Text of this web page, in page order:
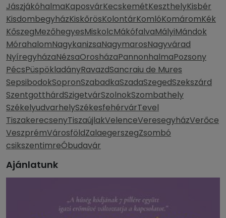
JászjákóhalmaKaposvárKecskemétKeszthelyKisbér
KisdombegyházKiskőrösKolontárKomlóKomáromKék
KőszegMezőhegyesMiskolcMákófalvaMályiMándok
MórahalomNagykanizsaNagymarosNagyvárad
NyíregyházaNézsaOrosházaPannonhalmaPozsony
PécsPüspökladányRavazdSancraiu de Mures
SepsibodokSopronSzabadkaSzadaSzegedSzekszárd
SzentgotthárdSzigetvárSzolnokSzombathely
SzékelyudvarhelySzékesfehérvárTevel
TiszakerecsenyTiszaújlakVelenceVeresegyházVerőce
VeszprémVárosföldZalaegerszegZsombó
csikszentimreÓbudavár
Ajánlatunk